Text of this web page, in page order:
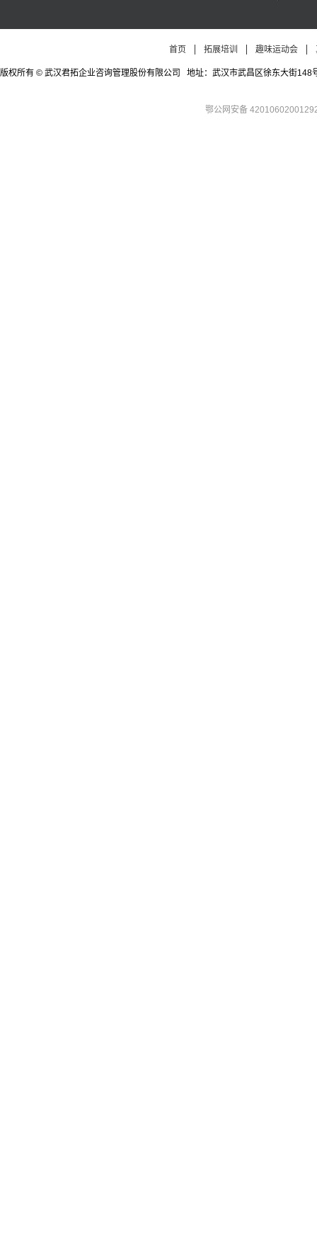
首页 拓展培训 趣味运动会
版权所有 © 武汉君拓企业咨询管理股份有限公司 地址：武汉市武昌区徐东大街
鄂公网安备